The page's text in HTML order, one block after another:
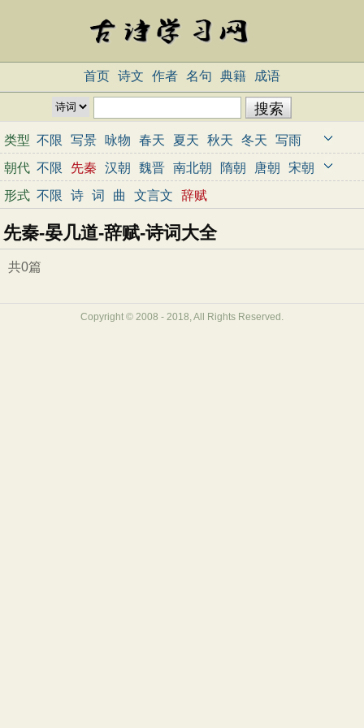
首页 诗文 作者 名句 典籍 成语
类型 不限 写景 咏物 春天 夏天 秋天 冬天
写雨
写雪
写风 写花 梅花 荷花 菊花 柳树
月亮
山水 写山 写水 长江 黄河 儿童 写鸟
写马
田园 边塞 地名 抒情 爱国 离别 送别 思乡
思念
爱情 励志 哲理 闺怨 悼亡
母亲 友情 战争 读书 惜时 婉约 豪放 诗经
民谣
咏史怀古 宋词精选 小学古诗 初中古诗
朝代 不限 先秦 汉朝 魏晋 南北朝 隋朝 唐朝
宋朝
元朝
明朝 清朝 近代 当代
形式 不限 诗 词 曲 文言文 辞赋
先秦-晏几道-辞赋-诗词大全
共0篇
Copyright © 2008 - 2018, All Rights Reserved.